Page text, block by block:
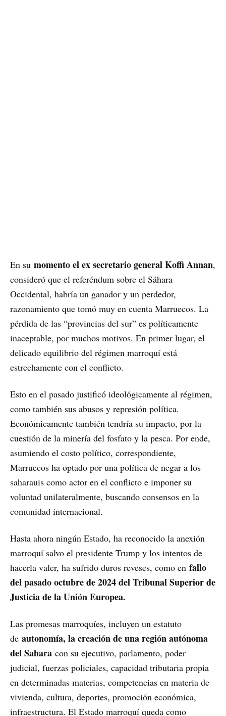
En su momento el ex secretario general Koffi Annan,
consideró que el referéndum sobre el Sáhara
Occidental, habría un ganador y un perdedor,
razonamiento que tomó muy en cuenta Marruecos. La
pérdida de las “provincias del sur” es políticamente
inaceptable, por muchos motivos. En primer lugar, el
delicado equilibrio del régimen marroquí está
estrechamente con el conflicto.
Esto en el pasado justificó ideológicamente al régimen,
como también sus abusos y represión política.
Económicamente también tendría su impacto, por la
cuestión de la minería del fosfato y la pesca. Por ende,
asumiendo el costo político, correspondiente,
Marruecos ha optado por una política de negar a los
saharauis como actor en el conflicto e imponer su
voluntad unilateralmente, buscando consensos en la
comunidad internacional.
Hasta ahora ningún Estado, ha reconocido la anexión
marroquí salvo el presidente Trump y los intentos de
hacerla valer, ha sufrido duros reveses, como en fallo
del pasado octubre de 2024 del Tribunal Superior de
Justicia de la Unión Europea.
Las promesas marroquíes, incluyen un estatuto
de autonomía, la creación de una región autónoma
del Sahara con su ejecutivo, parlamento, poder
judicial, fuerzas policiales, capacidad tributaria propia
en determinadas materias, competencias en materia de
vivienda, cultura, deportes, promoción económica,
infraestructura. El Estado marroquí queda como